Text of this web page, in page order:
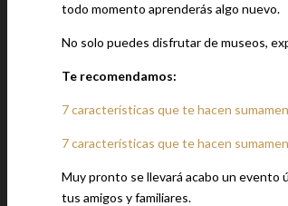
todo momento aprenderás algo nuevo.
No solo puedes disfrutar de museos,
Te recomendamos:
7 características que te hacen
7 características que te hacen
Muy pronto se llevará acabo un evento
tus amigos y familiares.